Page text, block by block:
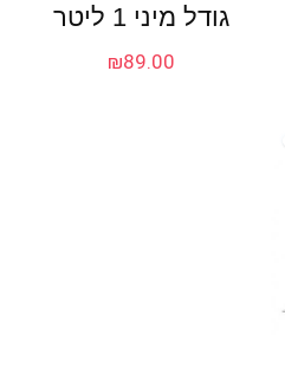
גודל מיני 1 ליטר
₪89.00